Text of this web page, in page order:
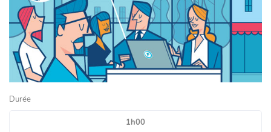
Durée
1h00